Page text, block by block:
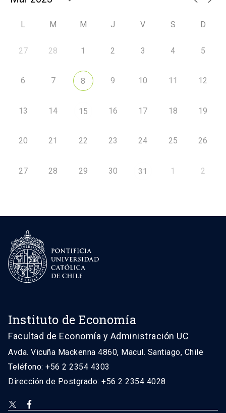
L M M J V S D
27 28 1 2 3 4 5
6 7 8 9 10 11 12
13 14 15 16 17 18 19
20 21 22 23 24 25 26
27 28 29 30 31 1 2
Instituto de Economía
Facultad de Economía y Administración UC
Avda. Vicuña Mackenna 4860, Macul. Santiago, Chile
Teléfono: +56 2 2354 4303
Dirección de Postgrado: +56 2 2354 4028